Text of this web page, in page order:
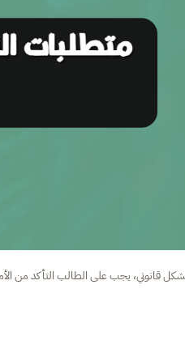
قانوني، يجب على الطالب التأكد من